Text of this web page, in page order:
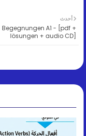
أحدث
Begegnungen A1 - [pdf +
lösungen + audio CD]